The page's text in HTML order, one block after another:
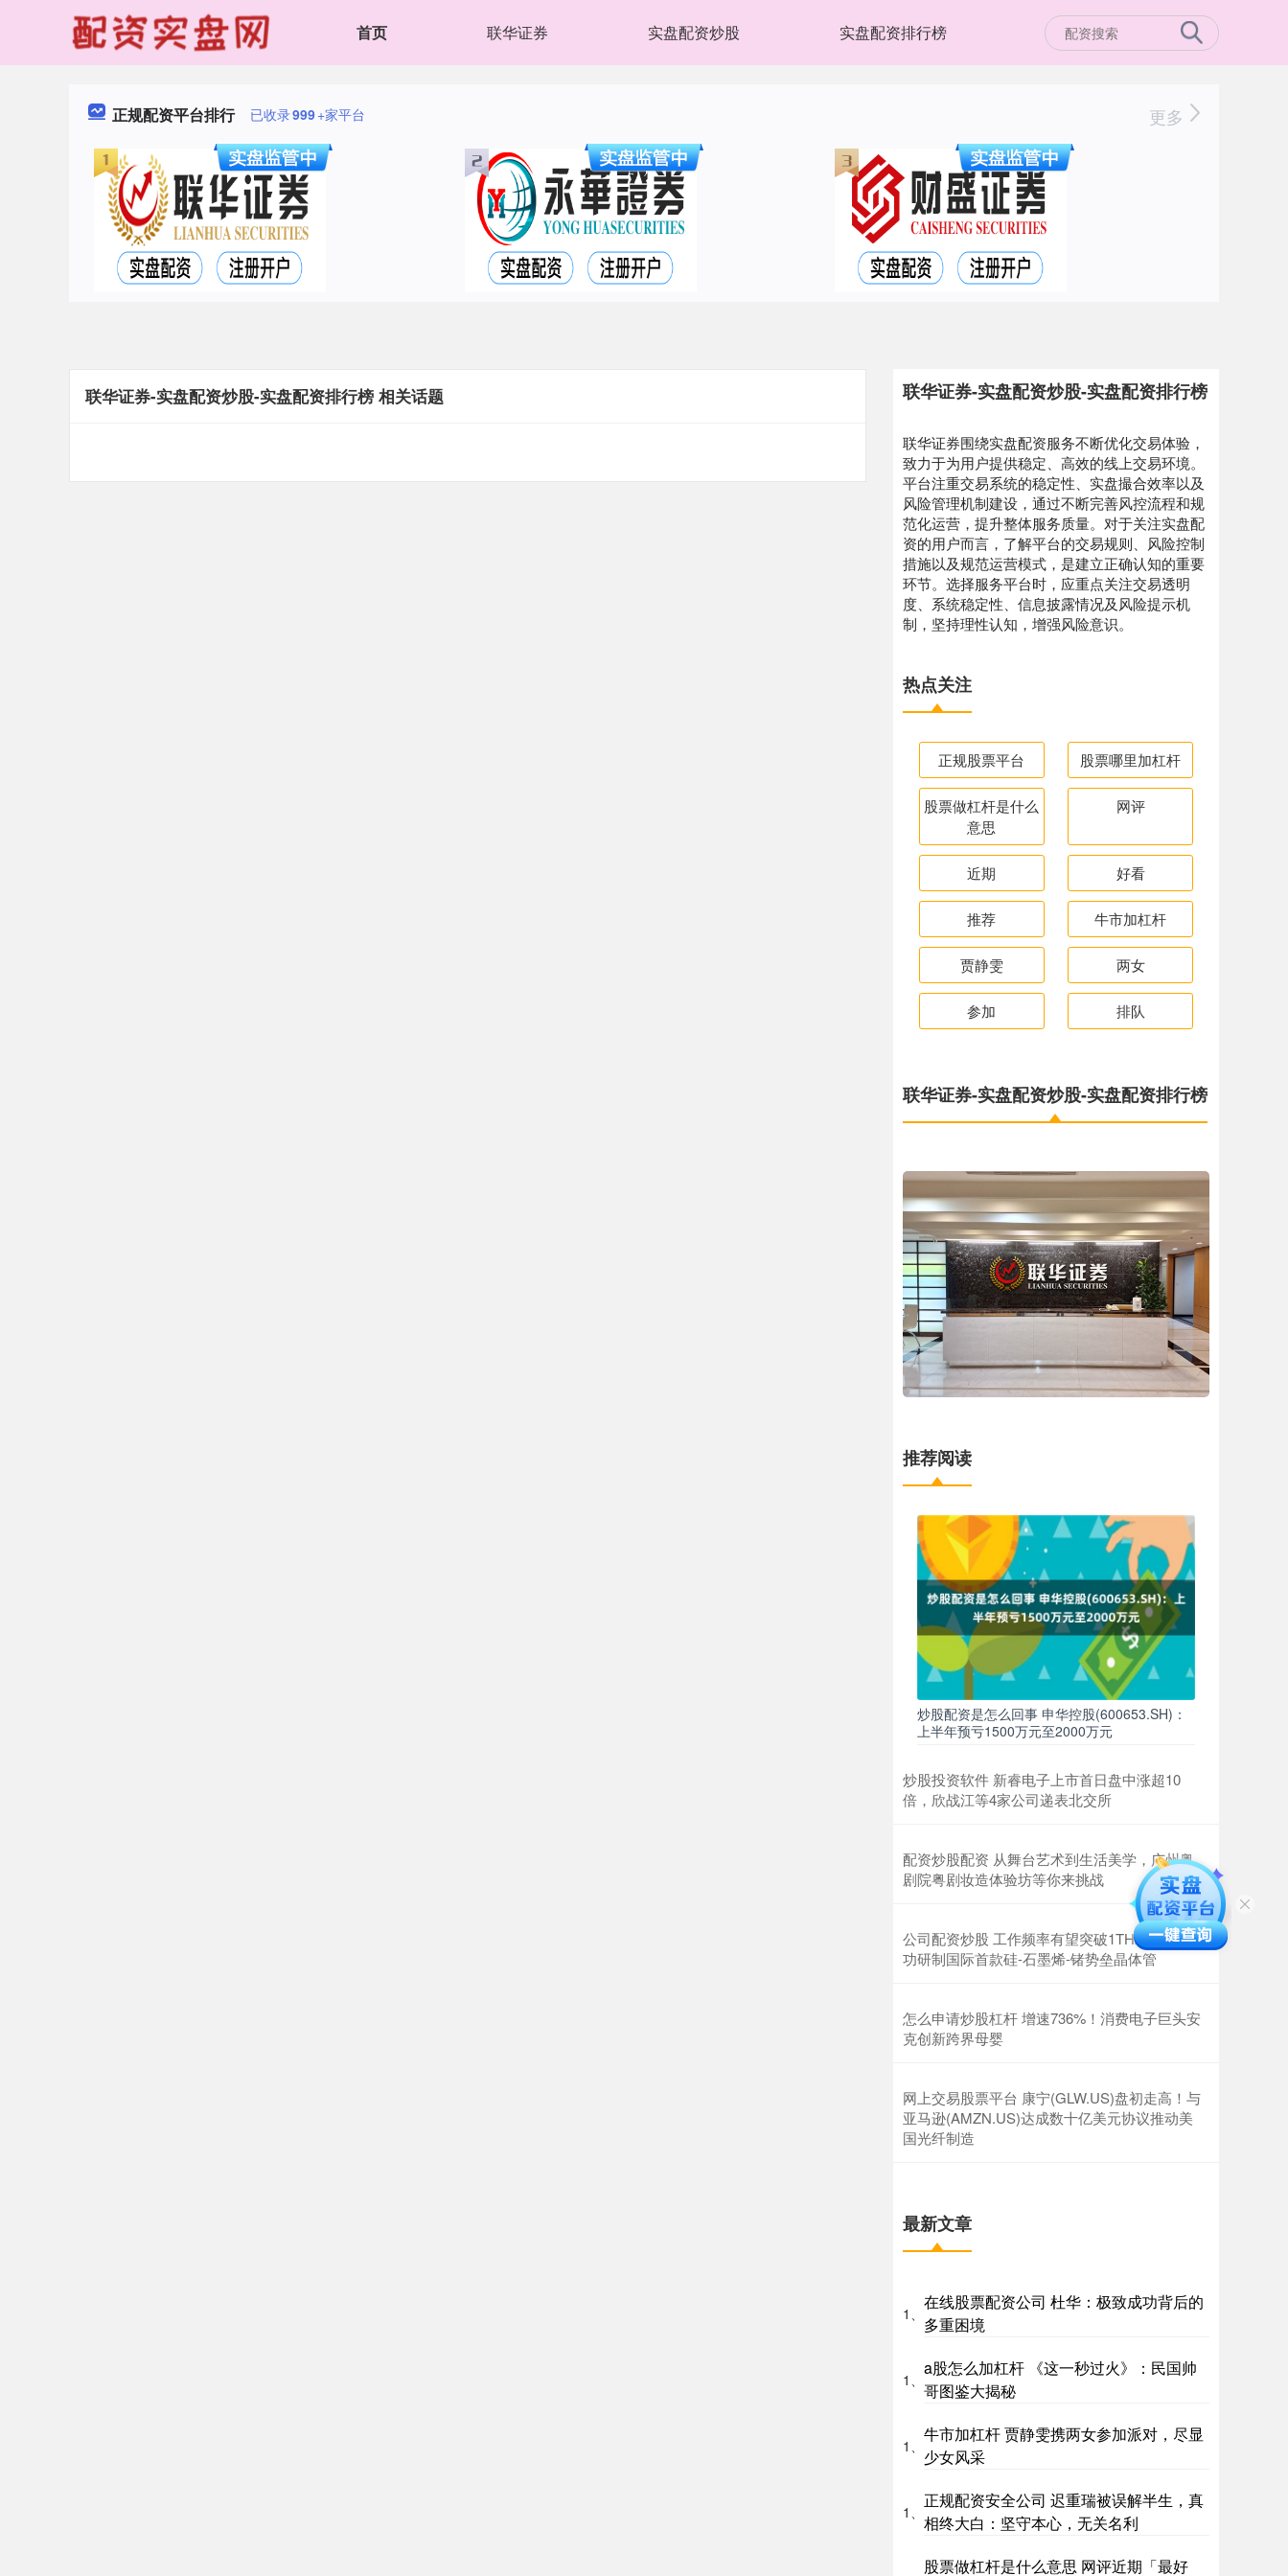
首页 联华证券 实盘配资炒股 实盘配资排行榜
正规配资平台排行 已收录999+家平台 更多
联华证券-实盘配资炒股-实盘配资排行榜 相关话题 联华证券-实盘配资炒股-实盘配资排行榜
联华证券围绕实盘配资服务不断优化交易体验，
致力于为用户提供稳定、高效的线上交易环境。
平台注重交易系统的稳定性、实盘撮合效率以及
风险管理机制建设，通过不断完善风控流程和规
范化运营，提升整体服务质量。对于关注实盘配
资的用户而言，了解平台的交易规则、风险控制
措施以及规范运营模式，是建立正确认知的重要
环节。选择服务平台时，应重点关注交易透明
度、系统稳定性、信息披露情况及风险提示机
制，坚持理性认知，增强风险意识。
热点关注
正规股票平台 股票哪里加杠杆
股票做杠杆是什么
意思
网评
近期 好看
推荐 牛市加杠杆
贾静雯 两女
参加 排队
联华证券-实盘配资炒股-实盘配资排行榜
推荐阅读
炒股配资是怎么回事 申华控股(600653.SH)：
上半年预亏1500万元至2000万元
炒股投资软件 新睿电子上市首日盘中涨超10
倍，欣战江等4家公司递表北交所
配资炒股配资 从舞台艺术到生活美学，广州粤
剧院粤剧妆造体验坊等你来挑战
公司配资炒股 工作频率有望突破1THz！我国成
功研制国际首款硅-石墨烯-锗势垒晶体管
怎么申请炒股杠杆 增速736%！消费电子巨头安
克创新跨界母婴
网上交易股票平台 康宁(GLW.US)盘初走高！与
亚马逊(AMZN.US)达成数十亿美元协议推动美
国光纤制造
最新文章
1、
在线股票配资公司 杜华：极致成功背后的
多重困境
1、
a股怎么加杠杆 《这一秒过火》：民国帅
哥图鉴大揭秘
1、
牛市加杠杆 贾静雯携两女参加派对，尽显
少女风采
1、
正规配资安全公司 迟重瑞被误解半生，真
相终大白：坚守本心，无关名利
股票做杠杆是什么意思 网评近期「最好